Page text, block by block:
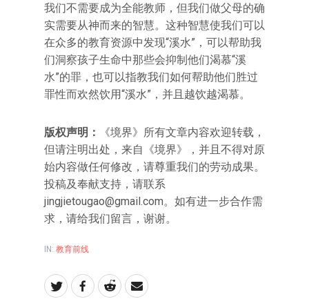
我们不需要成为全能教师，但我们做父母的确
实需要从神而来的智慧。这种智慧使我们可以
在众多的教育资源中发现“溪水”，可以帮助我
们洞察孩子生命中那些会抑制他们渴慕“溪
水”的罪，也可以指教我们如何帮助他们胜过
罪性而欢然饮用“溪水”，并且越饮越渴慕。
版权声明：
《境界》所有文章内容欢迎转载，
但请注明出处，来自《境界》，并且不得对原
始内容做任何修改，请尊重我们的劳动成果。
投稿及奉献支持，请联系
jingjietougao@gmail.com。如有进一步合作需
求，请给我们留言，谢谢。
IN: 教育前线